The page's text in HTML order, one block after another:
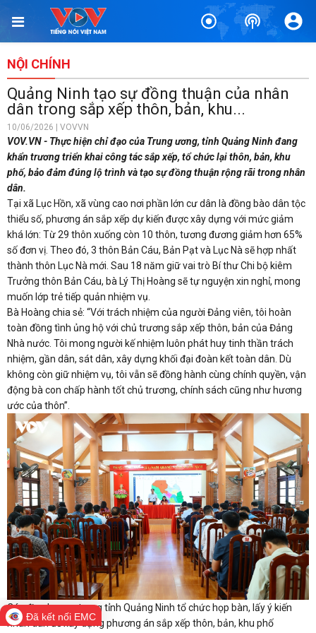
NỘI CHÍNH
Quảng Ninh tạo sự đồng thuận của nhân
dân trong sắp xếp thôn, bản, khu...
10/06/2026 | VOVVN
VOV.VN - Thực hiện chỉ đạo của Trung ương, tỉnh Quảng Ninh đang
khẩn trương triển khai công tác sắp xếp, tổ chức lại thôn, bản, khu
phố, bảo đảm đúng lộ trình và tạo sự đồng thuận rộng rãi trong nhân
dân.
Tại xã Lục Hồn, xã vùng cao nơi phần lớn cư dân là đồng bào dân tộc
thiểu số, phương án sắp xếp dự kiến được xây dựng với mức giảm
khá lớn: Từ 29 thôn xuống còn 10 thôn, tương đương giảm hơn 65%
số đơn vị. Theo đó, 3 thôn Bản Cáu, Bản Pạt và Lục Nà sẽ hợp nhất
thành thôn Lục Nà mới. Sau 18 năm giữ vai trò Bí thư Chi bộ kiêm
Trưởng thôn Bản Cáu, bà Lý Thị Hoàng sẽ tự nguyện xin nghỉ, mong
muốn lớp trẻ tiếp quản nhiệm vụ.
Bà Hoàng chia sẻ: “Với trách nhiệm của người Đảng viên, tôi hoàn
toàn đồng tình ủng hộ với chủ trương sắp xếp thôn, bản của Đảng
Nhà nước. Tôi mong người kế nhiệm luôn phát huy tinh thần trách
nhiệm, gần dân, sát dân, xây dựng khối đại đoàn kết toàn dân. Dù
không còn giữ nhiệm vụ, tôi vẫn sẽ đồng hành cùng chính quyền, vận
động bà con chấp hành tốt chủ trương, chính sách cũng như hương
ước của thôn”.
Các địa phương trong tỉnh Quảng Ninh tổ chức họp bàn, lấy ý kiến
nhân dân để xây dựng phương án sắp xếp thôn, bản, khu phố
Đã kết nối EMC